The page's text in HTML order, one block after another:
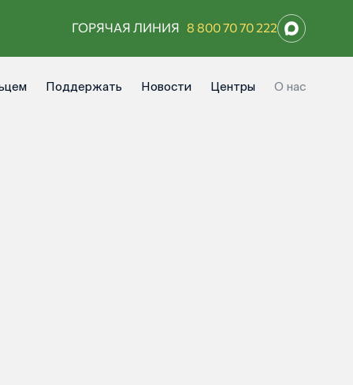
ГОРЯЧАЯ ЛИНИЯ 8 800 70 70 222
Поддержать Новости Центры О нас